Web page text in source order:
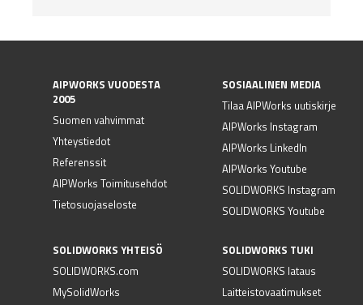
AIPWORKS VUODESTA
2005
Suomen vahvimmat
Yhteystiedot
Referenssit
AIPWorks Toimitusehdot
Tietosuojaseloste
SOSIAALINEN MEDIA
Tilaa AIPWorks uutiskirje
AIPWorks Instagram
AIPWorks LinkedIn
AIPWorks Youtube
SOLIDWORKS Instagram
SOLIDWORKS Youtube
SOLIDWORKS YHTEISÖ
SOLIDWORKS.com
MySolidWorks
SOLIDWORKS TUKI
SOLIDWORKS lataus
Laitteistovaatimukset